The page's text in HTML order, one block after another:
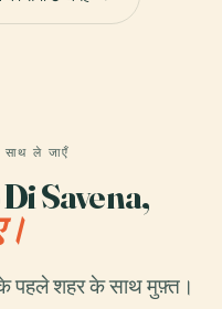
ले जाएँ
Savena,
पहले शहर के साथ मुफ़्त।